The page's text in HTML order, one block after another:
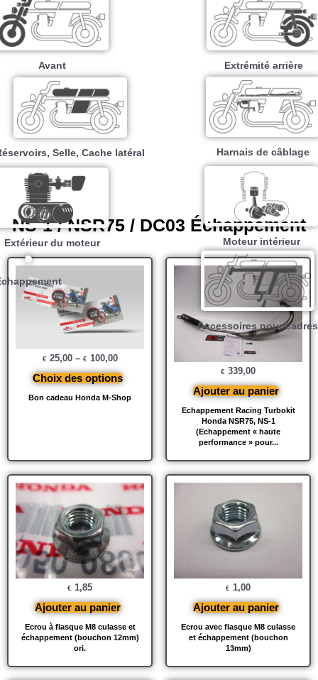
Avant Extrémité arrière
Selle, Cache latéral Harnais de câblage
Extérieur du moteur Moteur intérieur​
Accessoires pour cadres
NS-1 / NSR75 / DC03 Échappement
Bon cadeau Honda M-Shop
€ 25,00– € 100,00
Choix des options
Echappement Racing Turbokit
Honda NSR75, NS-1
(Echappement « haute
performance » pour...
€ 339,00
Ajouter au panier
Ecrou à flasque M8 culasse et
échappement (bouchon 12mm)
ori.
€ 1,85
Ajouter au panier
Ecrou avec flasque M8 culasse
et échappement (bouchon
13mm)
€ 1,00
Ajouter au panier